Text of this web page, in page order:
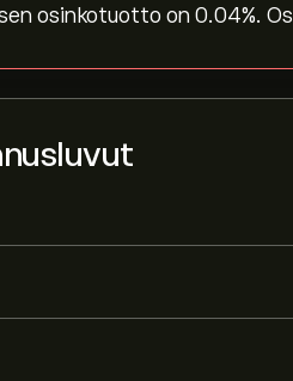
osinkotuotto on 0.04%.